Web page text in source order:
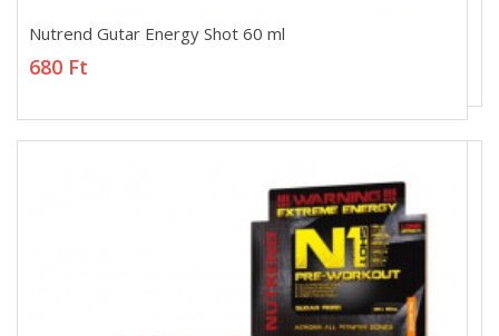
Nutrend Gutar Energy Shot 60 ml
680 Ft
Nutrend Gutar Energy Shot 60 ml
680 Ft